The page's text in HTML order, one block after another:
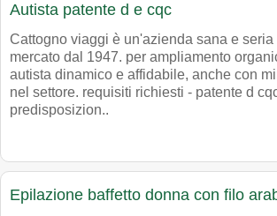
Autista patente d e cqc
Cattogno viaggi è un'azienda sana e seria
mercato dal 1947. per ampliamento
autista dinamico e affidabile, anche con
nel settore. requisiti richiesti - patente d
predisposizion..
Epilazione baffetto donna con filo